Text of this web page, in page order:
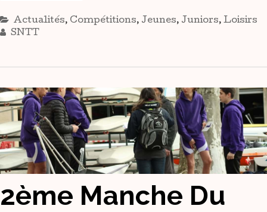
Actualités, Compétitions, Jeunes, Juniors, Loisirs
SNTT
2ème Manche Du